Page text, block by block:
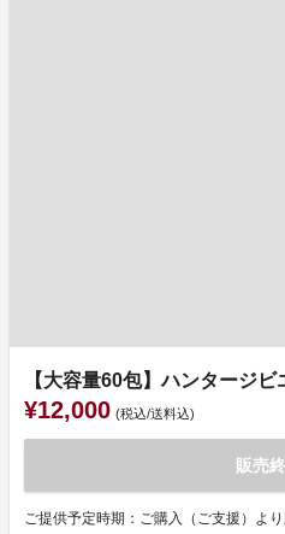
【大容量60包】ハンタージ
¥12,000 (税込/送料込)
販売
ご提供予定時期：ご購入（ご支援）よ